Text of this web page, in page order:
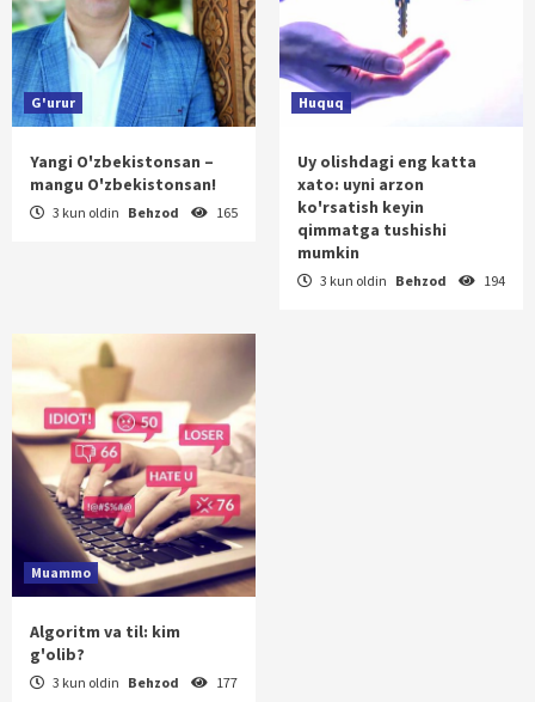
G'urur
Yangi O'zbekistonsan –
mangu O'zbekistonsan!
3 kun oldin Behzod 165
Huquq
Uy olishdagi eng katta
xato: uyni arzon
ko'rsatish keyin
qimmatga tushishi
mumkin
3 kun oldin Behzod 194
Muammo
Algoritm va til: kim
g'olib?
3 kun oldin Behzod 177